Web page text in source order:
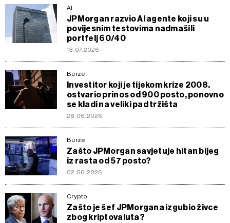
AI
JPMorgan razvio AI agente koji su u
povijesnim testovima nadmašili
portfelj 60/40
13.07.2026
Burze
Investitor koji je tijekom krize 2008.
ostvario prinos od 900 posto, ponovno
se kladi na veliki pad tržišta
28.06.2026
Burze
Zašto JPMorgan savjetuje hitan bijeg
iz rasta od 57 posto?
02.06.2026
Crypto
Zašto je šef JPMorgana izgubio živce
zbog kriptovaluta?